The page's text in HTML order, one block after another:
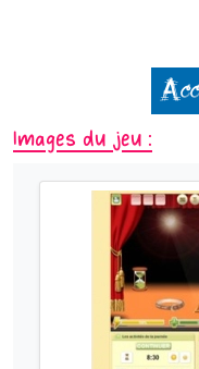
Images du jeu :